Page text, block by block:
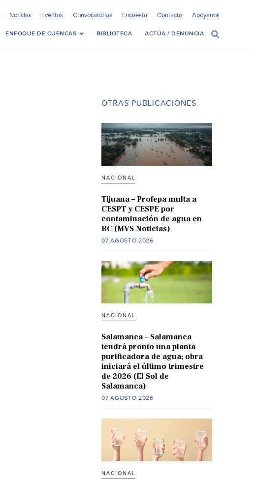
Noticias Eventos Convocatorias Encuesta Contacto Apóyanos
ENFOQUE DE CUENCAS BIBLIOTECA ACTÚA / DENUNCIA
OTRAS PUBLICACIONES
NACIONAL
Tijuana – Profepa multa a
CESPT y CESPE por
contaminación de agua en
BC (MVS Noticias)
07 AGOSTO 2026
NACIONAL
Salamanca – Salamanca
tendrá pronto una planta
purificadora de agua; obra
iniciará el último trimestre
de 2026 (El Sol de
Salamanca)
07 AGOSTO 2026
NACIONAL